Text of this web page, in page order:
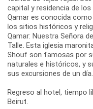
capital y residencia de los
Qamar es conocida
los sitios históricos y
Qamar: Nuestra Señora
Talle. Esta iglesia
Shouf son famosas por
naturales e históricos, y
sus excursiones de un día.
Regreso al hotel, tiempo
Beirut.